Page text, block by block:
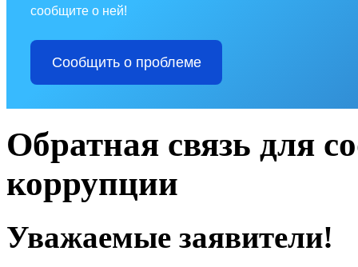
сообщите о ней!
Сообщить о проблеме
Обратная связь для
коррупции
Уважаемые заявители!